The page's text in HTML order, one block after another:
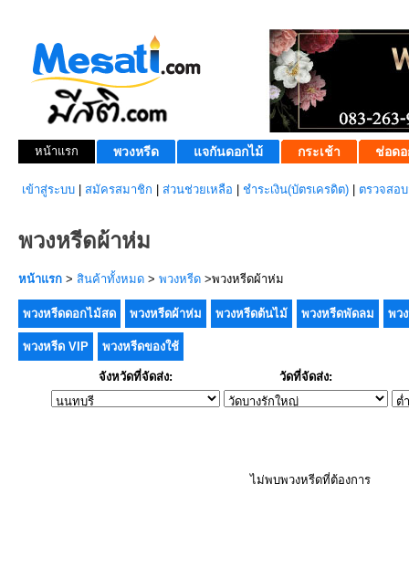
หน้าแรก พวงหรีด แจกันดอกไม้ กระเช้า ช่อดอ
เข้าสู่ระบบ สมัครสมาชิก ส่วนช่วยเหลือ ชำระเงิน(บัตรเครดิต) ตรวจสอ
พวงหรีดผ้าห่ม
หน้าแรก > สินค้าทั้งหมด > พวงหรีด >พวงหรีดผ้าห่ม
พวงหรีดดอกไม้สด พวงหรีดผ้าห่ม พวงหรีดต้นไม้ พวงหรีดพัดลม พว
พวงหรีด VIP พวงหรีดของใช้
จังหวัดที่จัดส่ง: วัดที่จัดส่ง:
ไม่พบพวงหรีดที่ต้องการ